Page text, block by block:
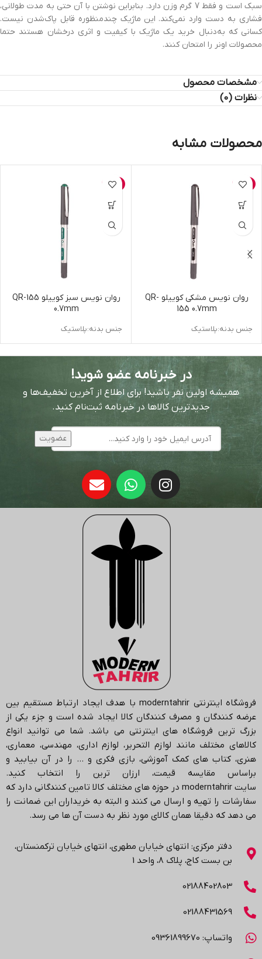
سبک است و فقط 7 گرم وزن دارد. بنابراین نوشتن با آن حتی به مدت طولانی،
فشاری به دست وارد نمی‌کند. این ماژیک چندمنظوره قابل پاک‌شدن نیست.
کسانی که به‌دنبال خرید یک ماژیک با کیفیت و اثری درخشان هستند حتما
محصولات اونر را امتحان کنند.
مشخصات محصول
نظرات (0)
محصولات مشابه
-5%
روان نویس مشکی کوییلو QR-
155 0.7mm
جنس بدنه:پلاستیک
-5%
روان نویس سبز کوییلو QR-155
0.7mm
جنس بدنه:پلاستیک
در خبرنامه عضو شوید!
همیشه اولین نفر باشید! برای اطلاع از آخرین تخفیف‌ها و
جدیدترین کالاها در خبرنامه ثبت‌نام کنید.
فروشگاه اینترنتی moderntahrir با هدف ایجاد ارتباط مستقیم بین
عرضه کنندگان و مصرف کنندگان کالا ایجاد شده است و جزء یکی از
بزرگ ترین فروشگاه های اینترنتی می باشد. شما می توانید انواع
کالاهای مختلف مانند لوازم التحریر، لوازم اداری، مهندسی، معماری،
هنری، کتاب های کمک آموزشی، بازی فکری و … را در آن بیابید و
براساس مقایسه قیمت، ارزان ترین را انتخاب کنید.
سایتmoderntahrir در حوزه های مختلف کالا تامین کنندگانی دارد که
سفارشات را تهیه و ارسال می کنند و البته به خریداران این ضمانت را
می دهد که دقیقا همان کالای مورد نظر به دست آن ها می رسد.
دفتر مرکزی: انتهاي خیابان مطهری، انتهاي خیابان ترکمنستان،
بن بست کاج، پلاک ۸، واحد 1
02188402803
02188431569
واتساپ: 09361899670